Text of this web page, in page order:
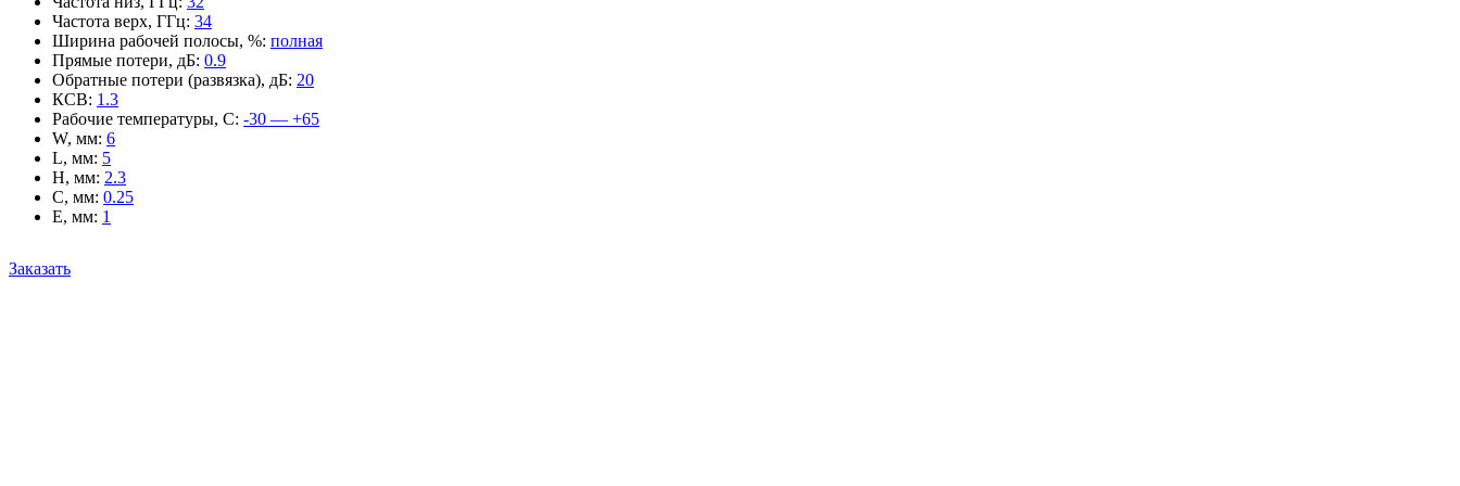
Частота верх, ГГц: 34
Ширина рабочей полосы, %: полная
Прямые потери, дБ: 0.9
Обратные потери (развязка), дБ: 20
КСВ: 1.3
Рабочие температуры, С: -30 — +65
W, мм: 6
L, мм: 5
H, мм: 2.3
C, мм: 0.25
E, мм: 1
Заказать